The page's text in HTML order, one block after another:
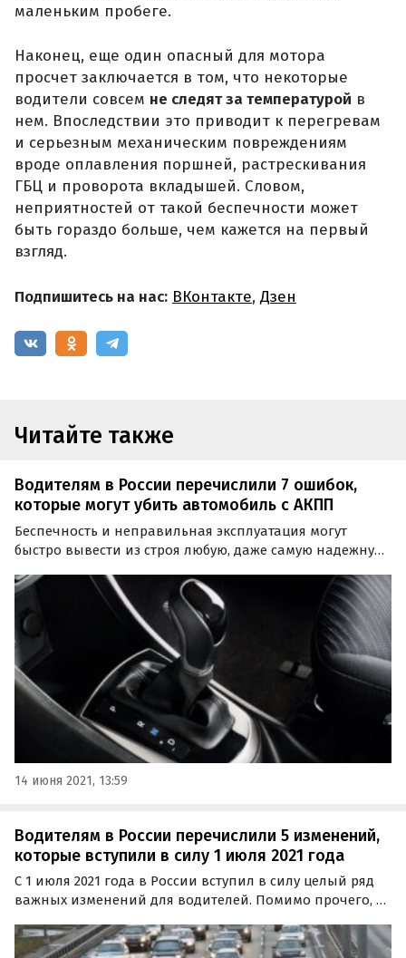
маленьким пробеге.
Наконец, еще один опасный для мотора
просчет заключается в том, что некоторые
водители совсем не следят за температурой в
нем. Впоследствии это приводит к перегревам
и серьезным механическим повреждениям
вроде оплавления поршней, растрескивания
ГБЦ и проворота вкладышей. Словом,
неприятностей от такой беспечности может
быть гораздо больше, чем кажется на первый
взгляд.
Подпишитесь на нас: ВКонтакте, Дзен
Читайте также
Водителям в России перечислили 7 ошибок,
которые могут убить автомобиль с АКПП
Беспечность и неправильная эксплуатация могут
быстро вывести из строя любую, даже самую надежную
рулем» Алексей Ревин назвал семь самых
распространенных ошибок водителей, «убивающих»
АКПП.
14 июня 2021, 13:59
Водителям в России перечислили 5 изменений,
которые вступили в силу 1 июля 2021 года
С 1 июля 2021 года в России вступил в силу целый ряд
важных изменений для водителей. Помимо прочего, с
и проверки ввозимых б/у автомобилей, а также